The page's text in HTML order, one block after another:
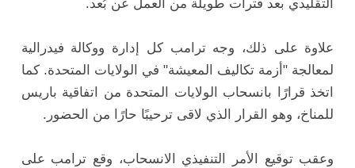
التقليدي بعد فترات طويلة من العمل عن بُعد.
علاوة على ذلك، وجه ترامب كل إدارة ووكالة فيدرالية
لمعالجة "أزمة تكاليف المعيشة" في الولايات المتحدة. كما
اتخذ قرارًا بانسحاب الولايات المتحدة من اتفاقية باريس
للمناخ، وهو القرار الذي لاقى ترحيبًا حارًا من الحضور.
وعقب توقيع الأمر التنفيذي الانسحاب، وقع ترامب على